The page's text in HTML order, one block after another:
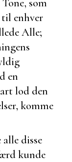
som
enhver
Alle;
en
lod den
komme
disse
kunde